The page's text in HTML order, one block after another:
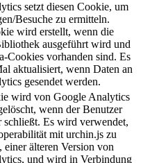
setzt diesen Cookie, um
Besuche zu ermitteln.
wird erstellt, wenn die
ausgeführt wird und
Cookies vorhanden sind. Es
aktualisiert, wenn Daten an
gesendet werden.
wird von Google Analytics
wenn der Benutzer
schließt. Es wird verwendet,
mit urchin.js zu
einer älteren Version von
und wird in Verbindung